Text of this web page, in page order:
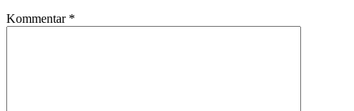
Kommentar *